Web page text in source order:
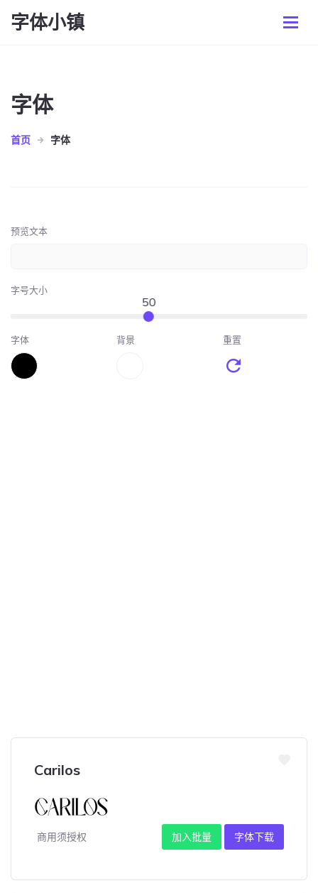
字体小镇
字体
首页 字体
预览文本
字号大小
50
字体 背景 重置
Carilos
商用须授权 加入批量 字体下载